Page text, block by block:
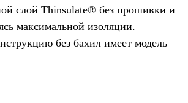
слой Thinsulate® без прошивки и
максимальной изоляции.
без бахил имеет модель